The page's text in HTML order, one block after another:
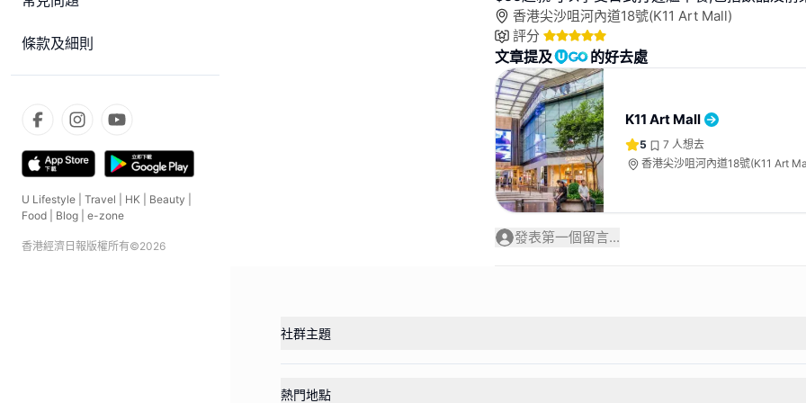
條款及細則
U Lifestyle Travel HK Beauty
Food
Blog e-zone
香港經濟日報版權所有©2026
香港尖沙咀河內道18號(K11 Art Mall)
評分
文章提及 的好去處
K11 Art Mall
5 7 人想去
香港尖沙咀河內道18號(K11 Art
發表第一個留言...
社群主題
熱門地點